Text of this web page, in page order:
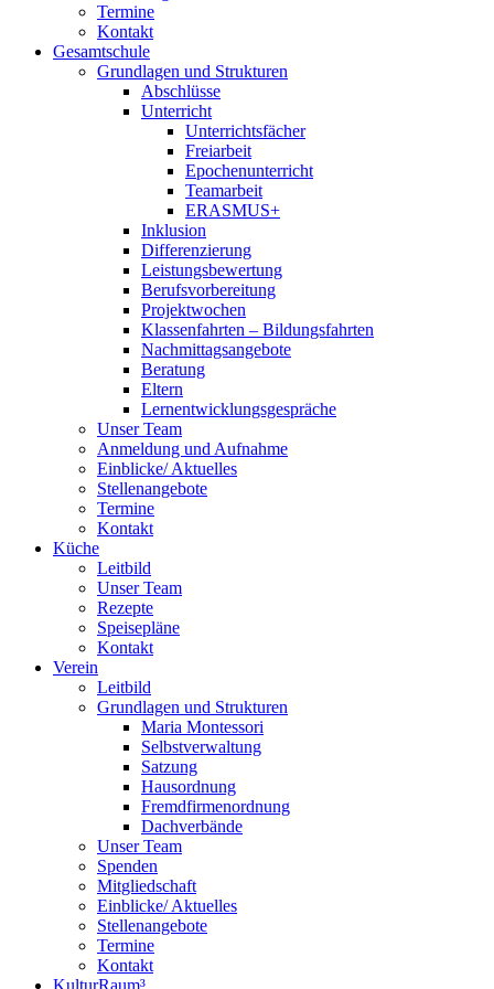
Termine
Kontakt
Gesamtschule
Grundlagen und Strukturen
Abschlüsse
Unterricht
Unterrichtsfächer
Freiarbeit
Epochenunterricht
Teamarbeit
ERASMUS+
Inklusion
Differenzierung
Leistungsbewertung
Berufsvorbereitung
Projektwochen
Klassenfahrten – Bildungsfahrten
Nachmittagsangebote
Beratung
Eltern
Lernentwicklungsgespräche
Unser Team
Anmeldung und Aufnahme
Einblicke/ Aktuelles
Stellenangebote
Termine
Kontakt
Küche
Leitbild
Unser Team
Rezepte
Speisepläne
Kontakt
Verein
Leitbild
Grundlagen und Strukturen
Maria Montessori
Selbstverwaltung
Satzung
Hausordnung
Fremdfirmenordnung
Dachverbände
Unser Team
Spenden
Mitgliedschaft
Einblicke/ Aktuelles
Stellenangebote
Termine
Kontakt
KulturRaum³